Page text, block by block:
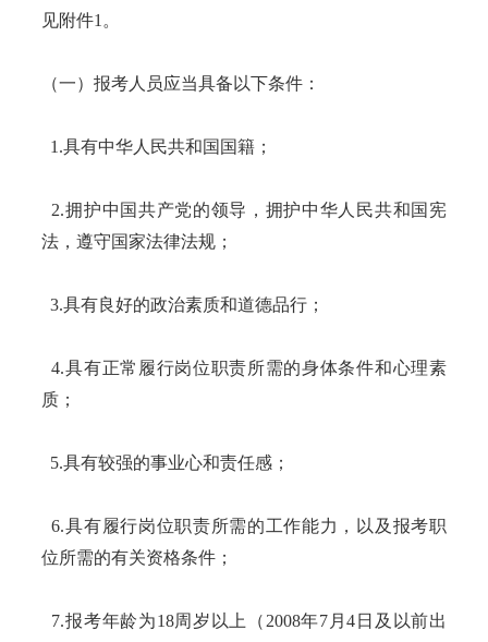
见附件1。
（一）报考人员应当具备以下条件：
1.具有中华人民共和国国籍；
2.拥护中国共产党的领导，拥护中华人民共和国宪
法，遵守国家法律法规；
3.具有良好的政治素质和道德品行；
4.具有正常履行岗位职责所需的身体条件和心理素
质；
5.具有较强的事业心和责任感；
6.具有履行岗位职责所需的工作能力，以及报考职
位所需的有关资格条件；
7.报考年龄为18周岁以上（2008年7月4日及以前出